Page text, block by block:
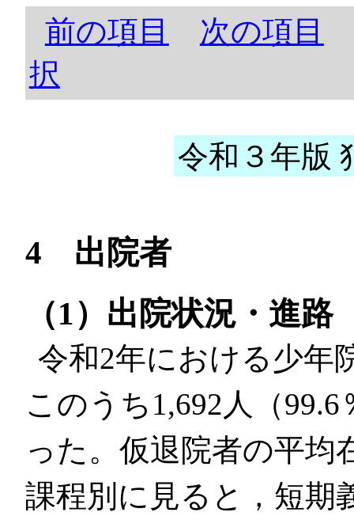
前の項目
次の項目
択
令和３年版
4 出院者
（1）出院状況・進路
令和2年における少年
このうち1,692人（
った。仮退院者の平均
課程別に見ると，短期